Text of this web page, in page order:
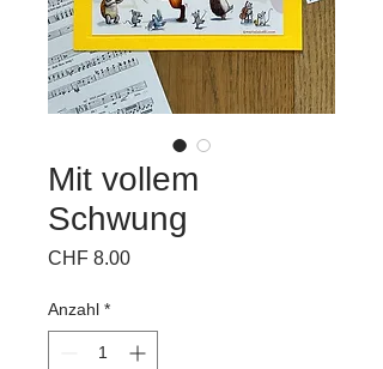
Mit vollem
Schwung
CHF 8.00Preis
Anzahl *